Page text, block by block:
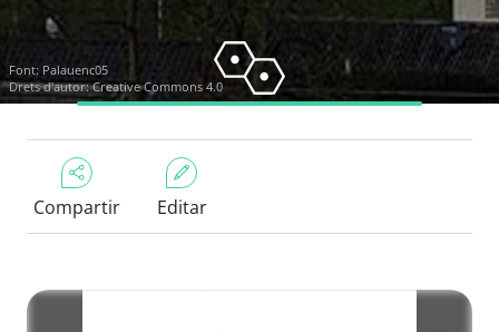
Font: Palauenc05
Drets d'autor: Creative Commons 4.0
Compartir Editar